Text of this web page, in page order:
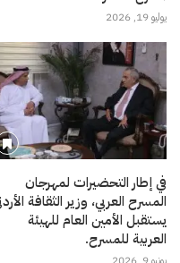
يوليو 19, 2026
في إطار التحضيرات لمهرجان
المسرح العربي، وزير الثقافة
يستقبل الأمين العام للهيئة
العربية للمسرح.